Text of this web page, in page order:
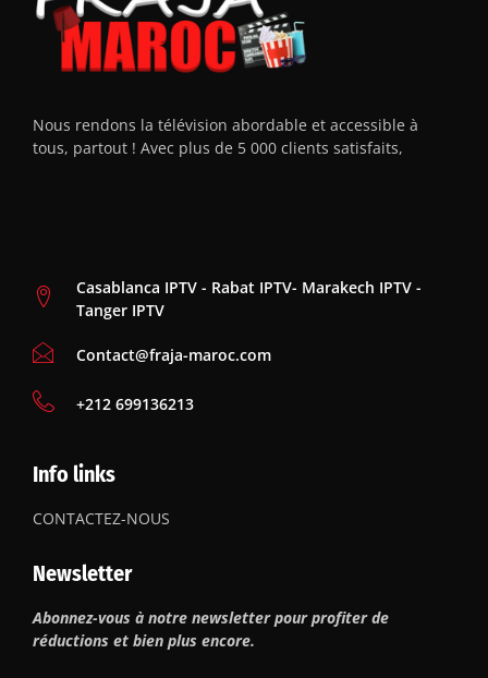
Nous rendons la télévision abordable et accessible à
tous, partout ! Avec plus de 5 000 clients satisfaits,
Casablanca IPTV - Rabat IPTV- Marakech IPTV -
Tanger IPTV
Contact@fraja-maroc.com
‪+212 699136213
Info links
CONTACTEZ-NOUS
Newsletter
Abonnez-vous à notre newsletter pour profiter de
réductions et bien plus encore.